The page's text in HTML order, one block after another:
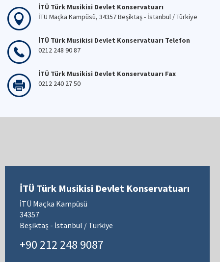
İTÜ Türk Musikisi Devlet Konservatuarı
İTÜ Maçka Kampüsü, 34357 Beşiktaş - İstanbul / Türkiye
İTÜ Türk Musikisi Devlet Konservatuarı Telefon
0212 248 90 87
İTÜ Türk Musikisi Devlet Konservatuarı Fax
0212 240 27 50
İTÜ Türk Musikisi Devlet Konservatuarı
İTÜ Maçka Kampüsü
34357
Beşiktaş - İstanbul / Türkiye
+90 212 248 9087